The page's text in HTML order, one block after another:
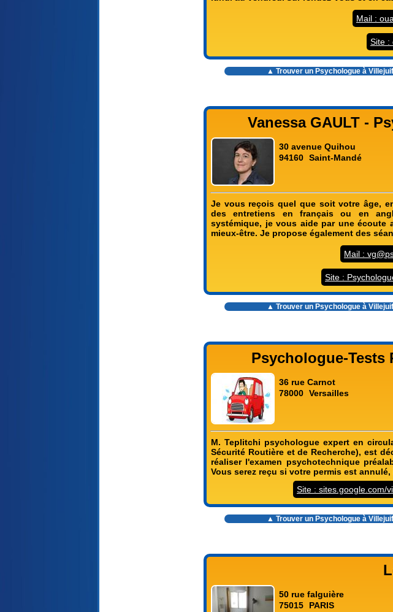
Mail :
Site :
▲ Trouver un Psychologue à Villejuif
Vanessa GAULT -
30 avenue Quihou
94160 Saint-Mandé
Je vous reçois quel que soit votre âge,
des entretiens en français ou en
systémique, je vous aide par une
mieux-être. Je propose également des
Mail :
Site :
▲ Trouver un Psychologue à Villejuif
Psychologue-Tests
36 rue Carnot
78000 Versailles
M. Teplitchi psychologue expert en
Sécurité Routière et de Recherche), est
réaliser l'examen psychotechnique
Vous serez reçu si votre permis est
Site : sites.google.com/
▲ Trouver un Psychologue à Villejuif
50 rue falguière
75015
PARIS